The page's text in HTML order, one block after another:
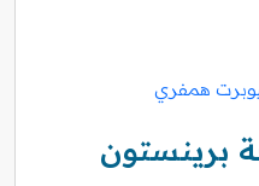
همفري
برينستون